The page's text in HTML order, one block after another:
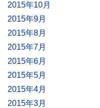
2015年10月
2015年9月
2015年8月
2015年7月
2015年6月
2015年5月
2015年4月
2015年3月